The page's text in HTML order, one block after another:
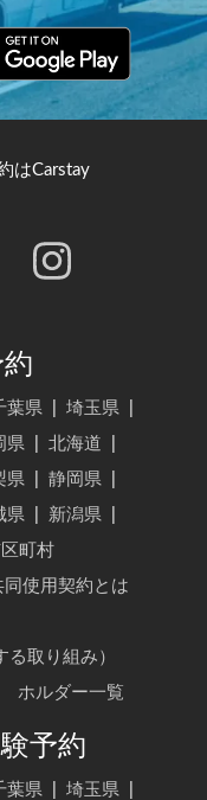
はCarstay
葉県 埼玉県
県 北海道
県 静岡県
県 新潟県
町村
同使用契約とは
る取り組み）
ホルダー一覧
予約
葉県 埼玉県